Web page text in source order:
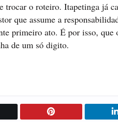
trocar o roteiro. Itapetinga já
que assume a
primeiro ato. É por isso,
de um só digito.